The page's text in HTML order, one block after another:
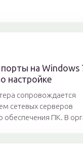
порты на
настройке
сопровождается
сетевых серверов
обеспечения ПК. В